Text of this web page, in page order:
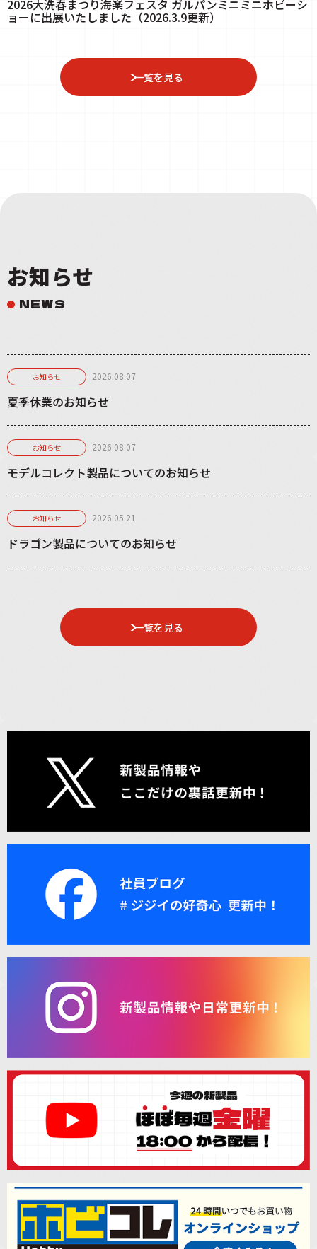
2026大洗春まつり海楽フェスタ ガルパンミニミニホビーシ
ョーに出展いたしました（2026.3.9更新）
一覧を見る
お知らせ
NEWS
お知らせ 2026.08.07
夏季休業のお知らせ
お知らせ 2026.08.07
モデルコレクト製品についてのお知らせ
お知らせ 2026.05.21
ドラゴン製品についてのお知らせ
一覧を見る